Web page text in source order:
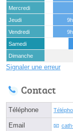
Mercredi
Jeudi
Vendredi
Samedi
Dimanche
Signaler une erreur
Contact
Téléphone
Email